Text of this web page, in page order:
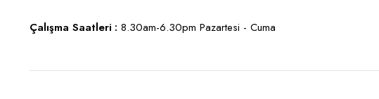
Çalışma Saatleri : 8.30am-6.30pm Pazartesi - Cuma